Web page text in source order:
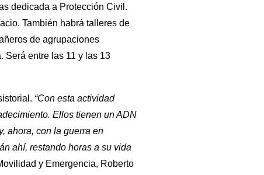
dedicada a Protección Civil.
También habrá talleres de
de agrupaciones
Será entre las 11 y las 13
“Con esta actividad
Ellos tienen un ADN
ahora, con la guerra en
ahí, restando horas a su vida
y Emergencia, Roberto